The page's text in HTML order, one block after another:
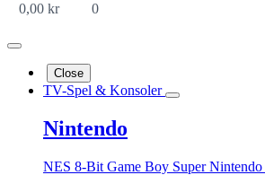
0,00 kr 0
Close
TV-Spel & Konsoler
Nintendo
NES 8-Bit Game Boy Super Nintendo